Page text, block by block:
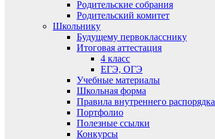
Родительские собрания
Родительский комитет
Школьнику
Будущему первокласснику
Итоговая аттестация
4 класс
ЕГЭ, ОГЭ
Учебные материалы
Школьная форма
Правила внутреннего распорядка
Портфолио
Полезные ссылки
Конкурсы